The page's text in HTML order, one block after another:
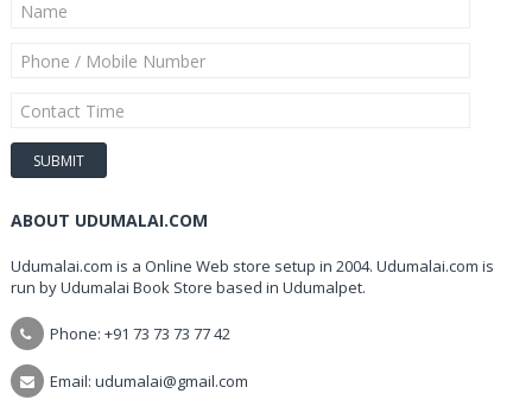
ABOUT UDUMALAI.COM
Udumalai.com is a Online Web store setup in 2004. Udumalai.com is
run by Udumalai Book Store based in Udumalpet.
Phone: +91 73 73 73 77 42
Email: udumalai@gmail.com